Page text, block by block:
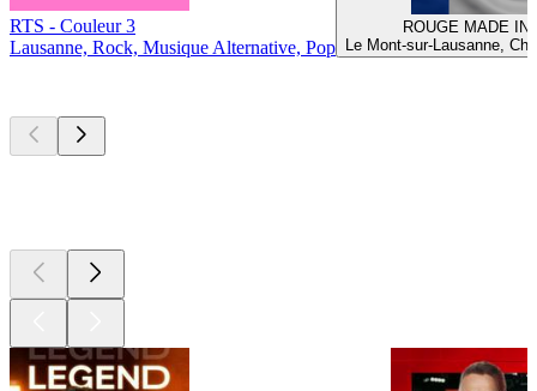
RTS - Couleur 3
Lausanne, Rock, Musique Alternative, Pop
ROUGE MADE IN
Le Mont-sur-Lausanne,